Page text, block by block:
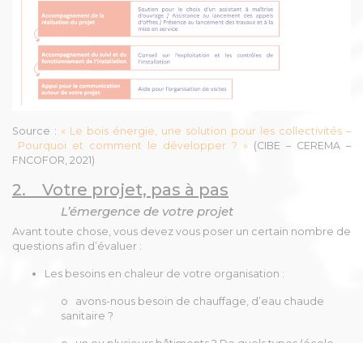
Source : « Le bois énergie, une solution pour les collectivités –
Pourquoi et comment le développer ? » (CIBE – CEREMA –
FNCOFOR, 2021)
2. Votre projet, pas à pas
L’émergence de votre projet
Avant toute chose, vous devez vous poser un certain nombre de
questions afin d’évaluer :
Les besoins en chaleur de votre organisation :
o avons-nous besoin de chauffage, d’eau chaude
sanitaire ?